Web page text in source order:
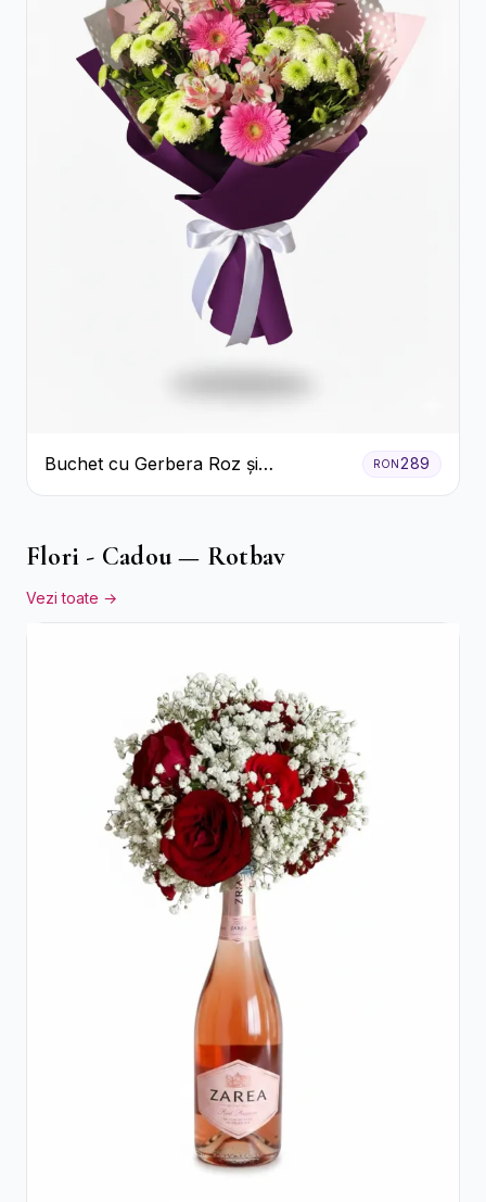
Buchet cu Gerbera Roz și
Crizanteme Verzi
RON289
Flori - Cadou — Rotbav
Vezi toate →